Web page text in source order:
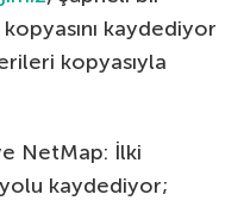
kaydediyor
kopyasıyla
NetMap: İlki
kaydediyor;